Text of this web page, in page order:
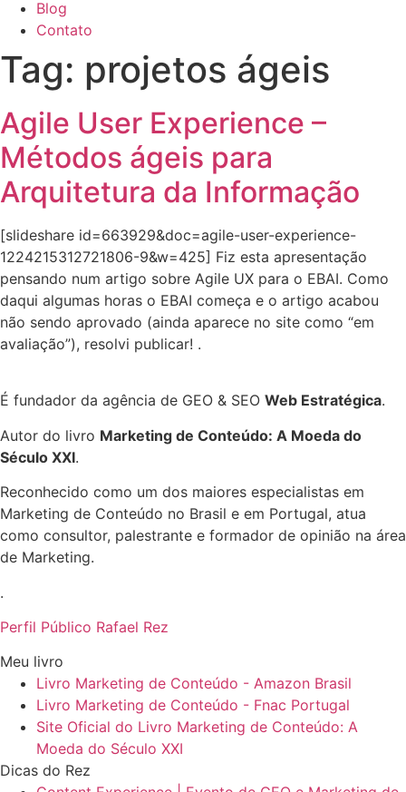
Blog
Contato
Tag: projetos ágeis
Agile User Experience –
Métodos ágeis para
Arquitetura da Informação
[slideshare id=663929&doc=agile-user-experience-
1224215312721806-9&w=425] Fiz esta apresentação
pensando num artigo sobre Agile UX para o EBAI. Como
daqui algumas horas o EBAI começa e o artigo acabou
não sendo aprovado (ainda aparece no site como “em
avaliação”), resolvi publicar! .
É fundador da agência de GEO & SEO Web Estratégica.
Autor do livro Marketing de Conteúdo: A Moeda do
Século XXI.
Reconhecido como um dos maiores especialistas em
Marketing de Conteúdo no Brasil e em Portugal, atua
como consultor, palestrante e formador de opinião na área
de Marketing.
.
Perfil Público Rafael Rez
Meu livro
Livro Marketing de Conteúdo - Amazon Brasil
Livro Marketing de Conteúdo - Fnac Portugal
Site Oficial do Livro Marketing de Conteúdo: A
Moeda do Século XXI
Dicas do Rez